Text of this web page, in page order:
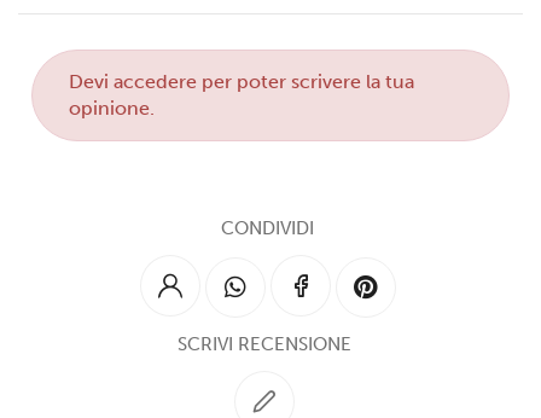
Deviaccedere per poter scrivere la tua
opinione.
CONDIVIDI
SCRIVI RECENSIONE